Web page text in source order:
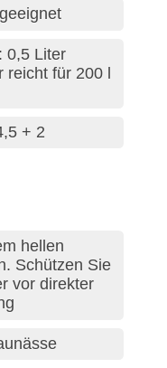
0,5 Liter
reicht für 200 l
+ 2
hellen
Schützen Sie
vor direkter